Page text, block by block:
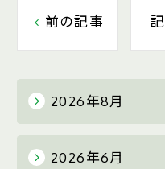
2026年8月
2026年6月
前の記事